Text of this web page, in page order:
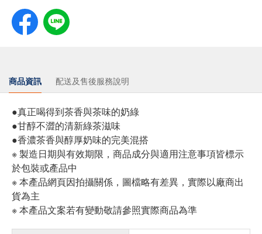
商品資訊 配送及售後服務說明
●真正喝得到茶香與茶味的奶綠
●甘醇不澀的清新綠茶滋味
●香濃茶香與醇厚奶味的完美混搭
※ 製造日期與有效期限，商品成分與適用注意事項皆標示
於包裝或產品中
※ 本產品網頁因拍攝關係，圖檔略有差異，實際以廠商出
貨為主
※ 本產品文案若有變動敬請參照實際商品為準